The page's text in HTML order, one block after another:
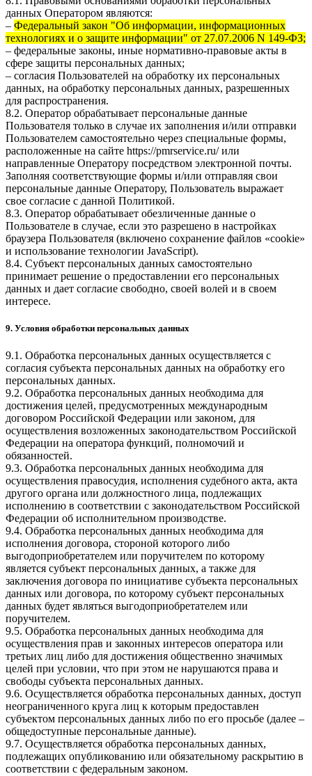
данных Оператором являются:
– Федеральный закон "Об информации, информационных
технологиях и о защите информации" от 27.07.2006 N 149-ФЗ;
– федеральные законы, иные нормативно-правовые акты в
сфере защиты персональных данных;
– согласия Пользователей на обработку их персональных
данных, на обработку персональных данных, разрешенных
для распространения.
8.2. Оператор обрабатывает персональные данные
Пользователя только в случае их заполнения и/или отправки
Пользователем самостоятельно через специальные формы,
расположенные на сайте https://pmrservice.ru/или
направленные Оператору посредством электронной почты.
Заполняя соответствующие формы и/или отправляя свои
персональные данные Оператору, Пользователь выражает
свое согласие с данной Политикой.
8.3. Оператор обрабатывает обезличенные данные о
Пользователе в случае, если это разрешено в настройках
браузера Пользователя (включено сохранение файлов «cookie»
и использование технологии JavaScript).
8.4. Субъект персональных данных самостоятельно
принимает решение о предоставлении его персональных
данных и дает согласие свободно, своей волей и в своем
интересе.
9. Условия обработки персональных данных
9.1. Обработка персональных данных осуществляется с
согласия субъекта персональных данных на обработку его
персональных данных.
9.2. Обработка персональных данных необходима для
достижения целей, предусмотренных международным
договором Российской Федерации или законом, для
осуществления возложенных законодательством Российской
Федерации на оператора функций, полномочий и
обязанностей.
9.3. Обработка персональных данных необходима для
осуществления правосудия, исполнения судебного акта, акта
другого органа или должностного лица, подлежащих
исполнению в соответствии с законодательством Российской
Федерации об исполнительном производстве.
9.4. Обработка персональных данных необходима для
исполнения договора, стороной которого либо
выгодоприобретателем или поручителем по которому
является субъект персональных данных, а также для
заключения договора по инициативе субъекта персональных
данных или договора, по которому субъект персональных
данных будет являться выгодоприобретателем или
поручителем.
9.5. Обработка персональных данных необходима для
осуществления прав и законных интересов оператора или
третьих лиц либо для достижения общественно значимых
целей при условии, что при этом не нарушаются права и
свободы субъекта персональных данных.
9.6. Осуществляется обработка персональных данных, доступ
неограниченного круга лиц к которым предоставлен
субъектом персональных данных либо по его просьбе (далее –
общедоступные персональные данные).
9.7. Осуществляется обработка персональных данных,
подлежащих опубликованию или обязательному раскрытию в
соответствии с федеральным законом.